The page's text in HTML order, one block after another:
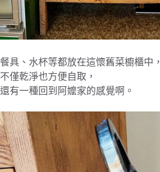
餐具、水杯等都放在這懷舊菜櫥櫃中，
不僅乾淨也方便自取，
還有一種回到阿嬤家的感覺啊。